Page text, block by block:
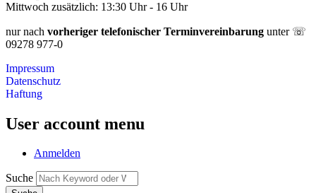
Mittwoch zusätzlich: 13:30 Uhr - 16 Uhr
nur nach vorheriger telefonischer Terminvereinbarung unter ☏
09278 977-0
Impressum
Datenschutz
Haftung
User account menu
Anmelden
Suche